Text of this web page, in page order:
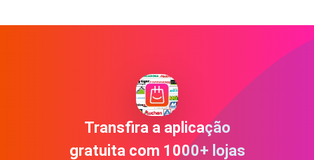
Transfira a aplicação
gratuita com 1000+ lojas